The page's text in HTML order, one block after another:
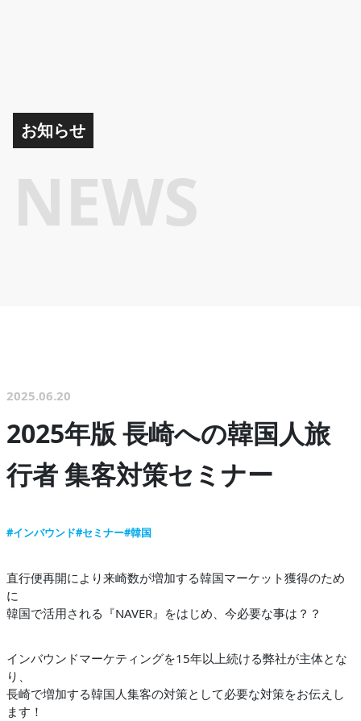
お知らせ
NEWS
2025.06.20
2025年版 長崎への韓国人旅
行者 集客対策セミナー
#インバウンド#セミナー#韓国
直行便再開により来崎数が増加する韓国マーケット獲得のため
に
韓国で活用される『NAVER』をはじめ、今必要な事は？？
インバウンドマーケティングを15年以上続ける弊社が主体とな
り、
長崎で増加する韓国人集客の対策として必要な対策をお伝えし
ます！